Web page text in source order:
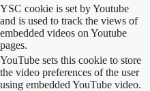
YSC cookie is set by Youtube
and is used to track the views of
embedded videos on Youtube
pages.
YouTube sets this cookie to store
the video preferences of the user
using embedded YouTube video.